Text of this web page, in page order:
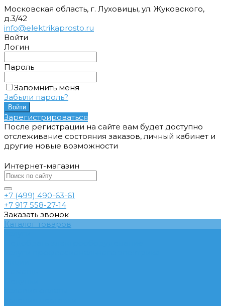
Московская область, г. Луховицы, ул. Жуковского,
д.3/42
info@elektrikaprosto.ru
Войти
Логин
Пароль
Запомнить меня
Забыли пароль?
Зарегистрироваться
После регистрации на сайте вам будет доступно
отслеживание состояния заказов, личный кабинет и
другие новые возможности
Интернет-магазин
+7 (499) 490-63-61
+7 917 558-27-14
Заказать звонок
Каталог товаров